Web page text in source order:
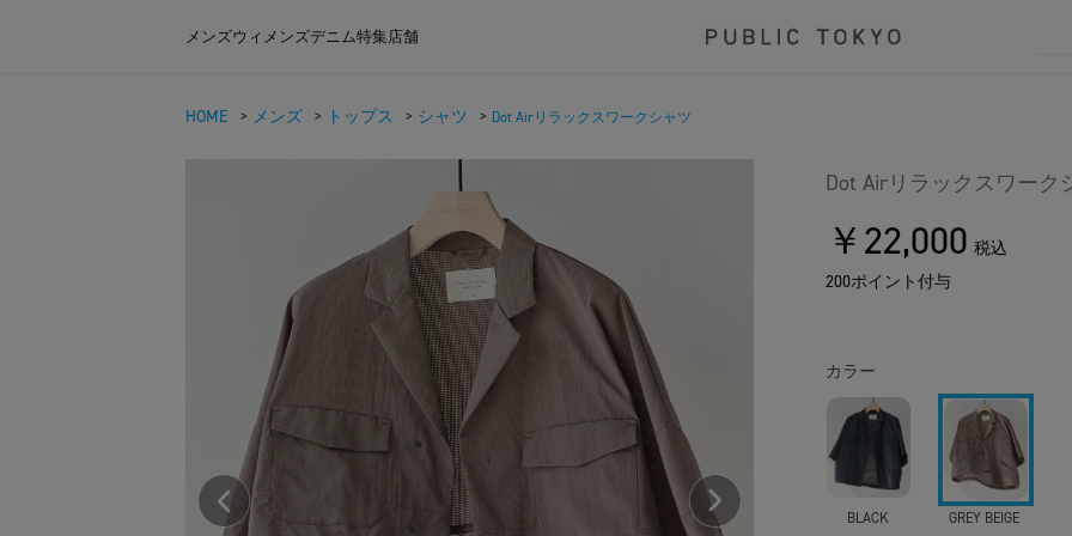
メンズウィメンズデニム特集店舗
HOME > メンズ > トップス > シャツ > Dot Airリラックスワークシャツ
Dot Airリラックスワーク
￥22,000 税込
200ポイント付与
カラー
BLACK GREY BEIGE